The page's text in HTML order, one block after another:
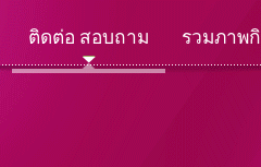
ติดต่อ สอบถาม รวมภาพ